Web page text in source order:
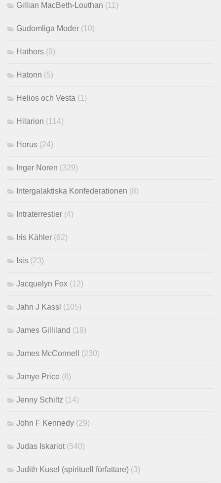
Gillian MacBeth-Louthan (11)
Gudomliga Moder (10)
Hathors (9)
Hatonn (5)
Helios och Vesta (1)
Hilarion (114)
Horus (24)
Inger Noren (329)
Intergalaktiska Konfederationen (8)
Intraterrestier (4)
Iris Kähler (62)
Isis (23)
Jacquelyn Fox (12)
Jahn J Kassl (105)
James Gilliland (19)
James McConnell (230)
Jamye Price (8)
Jenny Schiltz (14)
John F Kennedy (29)
Judas Iskariot (540)
Judith Kusel (spirituell författare) (3)